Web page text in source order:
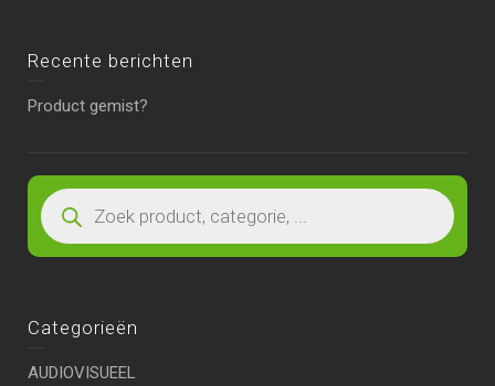
Recente berichten
Product gemist?
Categorieën
AUDIOVISUEEL